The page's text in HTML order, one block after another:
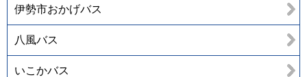
伊勢市おかげバス
八風バス
いこかバス